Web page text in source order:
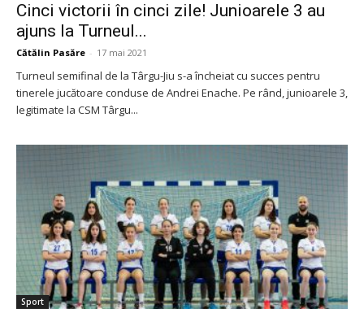
Cinci victorii în cinci zile! Junioarele 3 au
ajuns la Turneul...
Cătălin Pasăre - 17 mai 2021
Turneul semifinal de la Târgu-Jiu s-a încheiat cu succes pentru
tinerele jucătoare conduse de Andrei Enache. Pe rând, junioarele 3,
legitimate la CSM Târgu...
Sport